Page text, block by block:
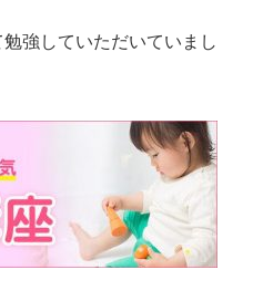
強していただいていまし